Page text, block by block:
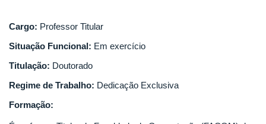
Cargo: Professor Titular
Situação Funcional: Em exercício
Titulação: Doutorado
Regime de Trabalho: Dedicação Exclusiva
Formação: